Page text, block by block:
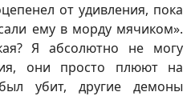
от удивления, пока
ему в морду мячиком».
Я абсолютно не могу
они просто плюют на
убит, другие демоны